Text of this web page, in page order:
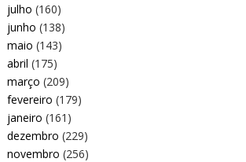
julho (160)
junho (138)
maio (143)
abril (175)
março (209)
fevereiro (179)
janeiro (161)
dezembro (229)
novembro (256)